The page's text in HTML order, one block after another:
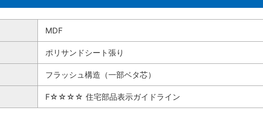
MDF
ポリサンドシート張り
フラッシュ構造（一部ベタ芯）
F☆☆☆☆ 住宅部品表示ガイドライン